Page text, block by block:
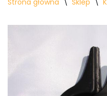
Strona główna \ Sklep \